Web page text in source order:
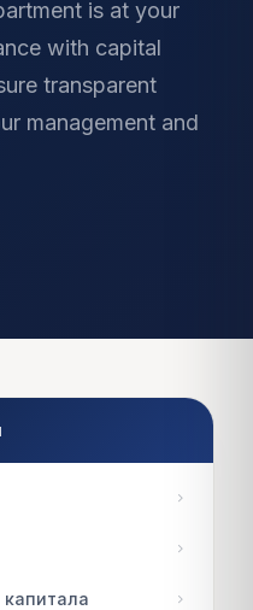
is at your
with capital
transparent
management and
chevron_right
chevron_right
капитала chevron_right